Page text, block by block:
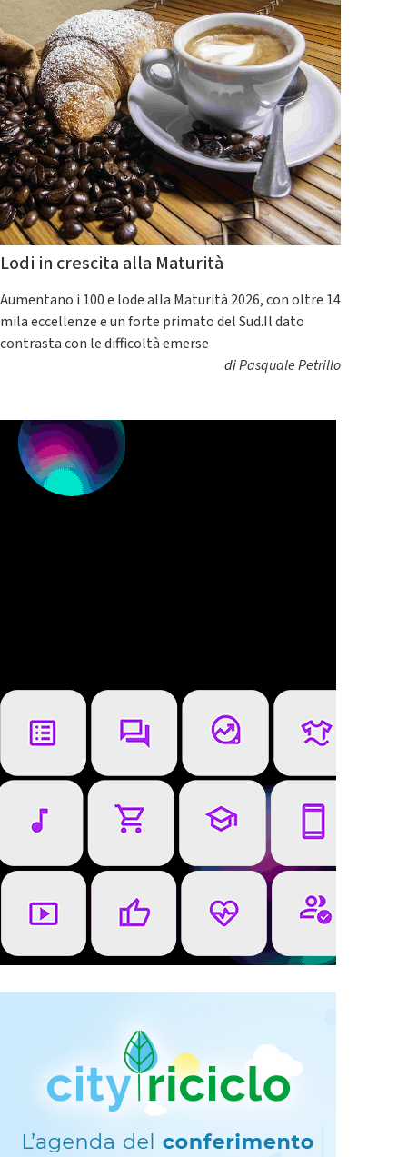
Lodi in crescita alla Maturità
Aumentano i 100 e lode alla Maturità 2026, con oltre 14
mila eccellenze e un forte primato del Sud.Il dato
contrasta con le difficoltà emerse
diPasquale Petrillo